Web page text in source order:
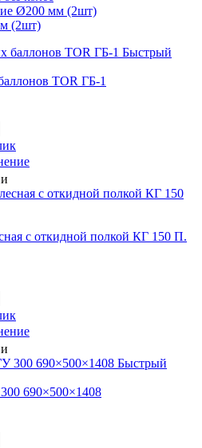
Ø200 мм (2шт)
(2шт)
Быстрый
TOR ГБ-1
с откидной полкой КГ 150 П.
Быстрый
690×500×1408